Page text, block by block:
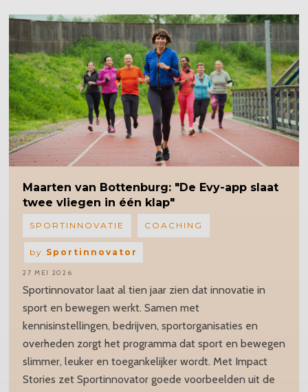
Maarten van Bottenburg: "De Evy-app slaat
twee vliegen in één klap"
Sportinnovator laat al tien jaar zien dat innovatie in
sport en bewegen werkt. Samen met
kennisinstellingen, bedrijven, sportorganisaties en
overheden zorgt het programma dat sport en bewegen
slimmer, leuker en toegankelijker wordt. Met Impact
Stories zet Sportinnovator goede voorbeelden uit de
SPORTINNOVATIE COACHING
by Sportinnovator
27 MEI 2026